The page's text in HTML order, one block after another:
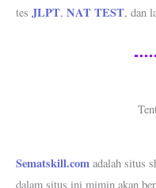
tes JLPT, NAT TEST, dan
Sematskill.com adalah situs
dalam situs ini mimin akan